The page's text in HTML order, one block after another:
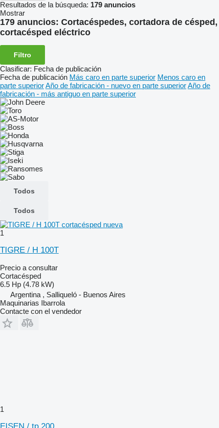
Resultados de la búsqueda: 179 anuncios
Mostrar
179 anuncios: Cortacéspedes, cortadora de césped,
cortacésped eléctrico
Filtro
Clasificar: Fecha de publicación
Fecha de publicación Más caro en parte superior Menos caro en
parte superiorAño de fabricación - nuevo en parte superiorAño de
fabricación - más antiguo en parte superior
Todos
Todos
1
TIGRE / H 100T
Precio a consultar
Cortacésped
6.5 Hp (4.78 kW)
Argentina , Salliqueló - Buenos Aires
Maquinarias Ibarrola
Contacte con el vendedor
1